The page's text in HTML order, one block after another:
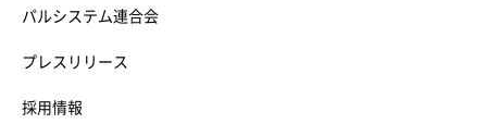
パルシステム連合会
プレスリリース
採用情報